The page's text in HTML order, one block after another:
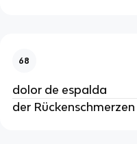
68
dolor de espalda
der Rückenschmerzen